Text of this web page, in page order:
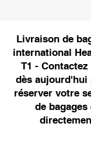
Livraison de
international
T1 -
dès
réserver votre
de